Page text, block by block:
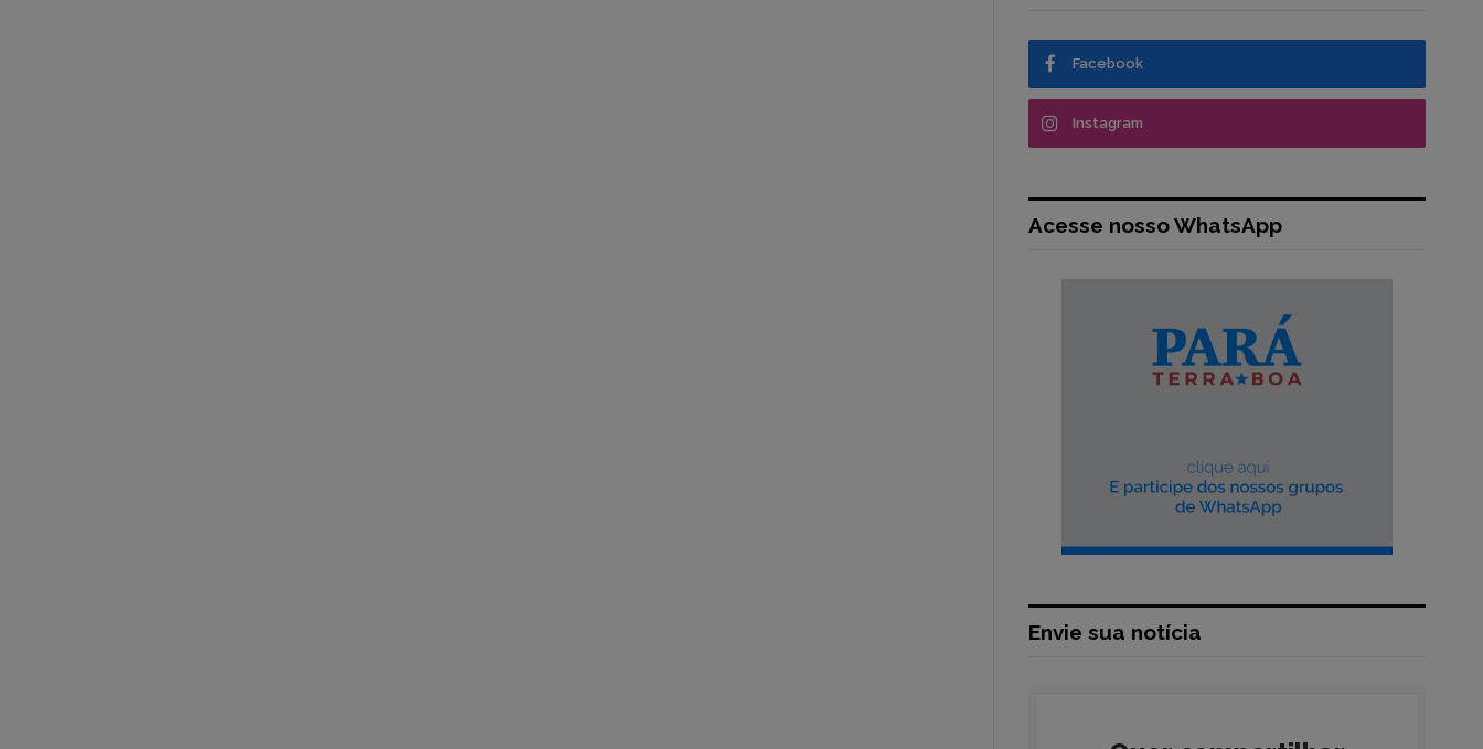
Facebook
Instagram
Acesse nosso WhatsApp
Envie sua notícia